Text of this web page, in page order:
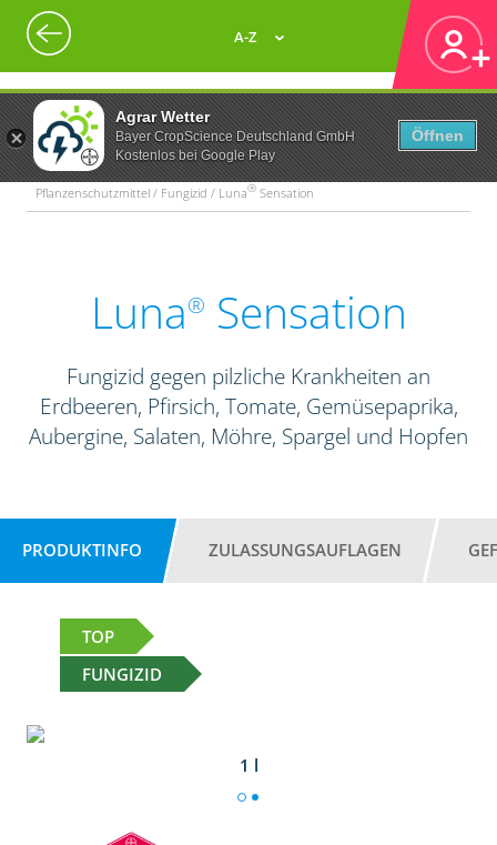
Agrar Wetter
Bayer CropScience Deutschland GmbH
Kostenlos bei Google Play
Öffnen
A-Z
Pflanzenschutzmittel / Fungizid / Luna® Sensation
Luna® Sensation
Fungizid gegen pilzliche Krankheiten an
Erdbeeren, Pfirsich, Tomate, Gemüsepaprika,
Aubergine, Salaten, Möhre, Spargel und Hopfen
PRODUKTINFO ZULASSUNGSAUFLAGEN
TOP
FUNGIZID
1 l